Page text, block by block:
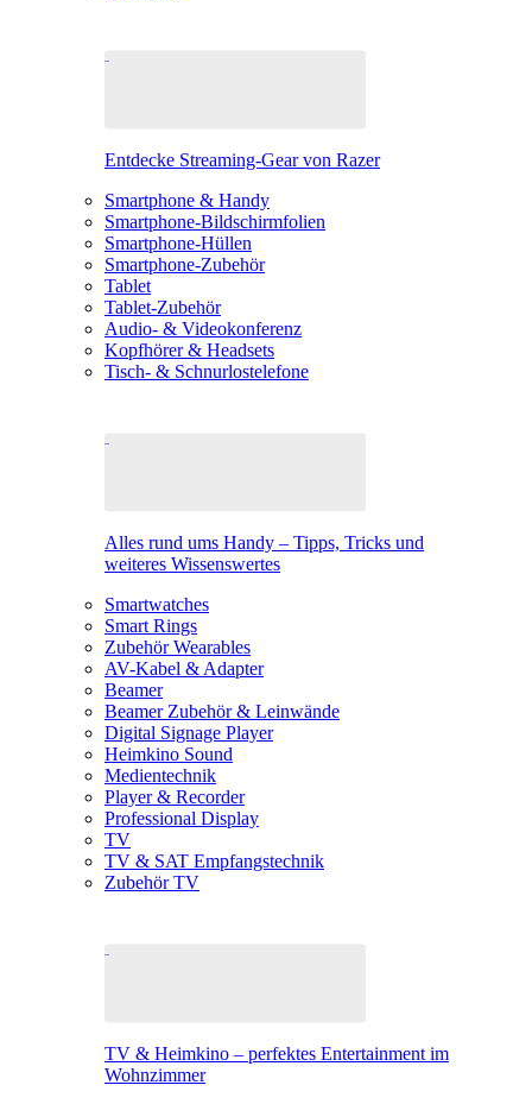
Entdecke Streaming-Gear von Razer
Smartphone & Handy
Smartphone-Bildschirmfolien
Smartphone-Hüllen
Smartphone-Zubehör
Tablet
Tablet-Zubehör
Audio- & Videokonferenz
Kopfhörer & Headsets
Tisch- & Schnurlostelefone
Alles rund ums Handy – Tipps, Tricks und
weiteres Wissenswertes
Smartwatches
Smart Rings
Zubehör Wearables
AV-Kabel & Adapter
Beamer
Beamer Zubehör & Leinwände
Digital Signage Player
Heimkino Sound
Medientechnik
Player & Recorder
Professional Display
TV
TV & SAT Empfangstechnik
Zubehör TV
TV & Heimkino – perfektes Entertainment im
Wohnzimmer